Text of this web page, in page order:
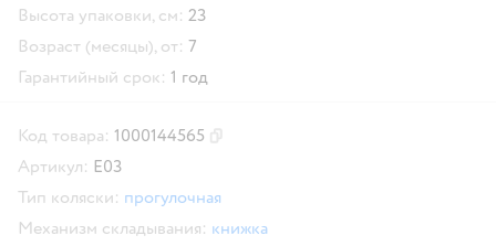
Высота упаковки, см: 23
Возраст (месяцы), от: 7
Гарантийный срок: 1 год
Код товара: 1000144565
Артикул: E03
Тип коляски: прогулочная
Механизм складывания: книжка